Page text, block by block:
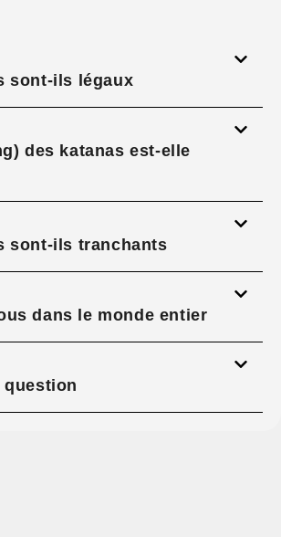
sont-ils légaux
des katanas est-elle
sont-ils tranchants
dans le monde entier
question